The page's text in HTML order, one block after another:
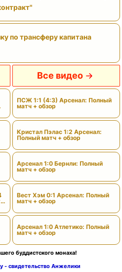
по трансферу капитана
Все видео
ПСЖ 1:1 (4:3) Арсенал: Полный
матч + обзор
Кристал Пэлас 1:2 Арсенал:
Полный матч + обзор
Арсенал 1:0 Бернли: Полный
матч + обзор
Вест Хэм 0:1 Арсенал: Полный
матч + обзор
Арсенал 1:0 Атлетико: Полный
матч + обзор
буддистского монаха!
- свидетельство Анжелики